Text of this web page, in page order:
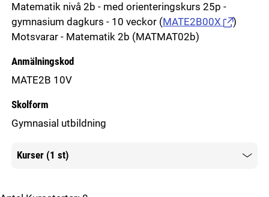
Matematik nivå 2b - med orienteringskurs 25p -
gymnasium dagkurs - 10 veckor (MATE2B00X
)
Motsvarar - Matematik 2b (MATMAT02b)
Anmälningskod
MATE2B 10V
Skolform
Gymnasial utbildning
Kurser (1 st)
Mer information